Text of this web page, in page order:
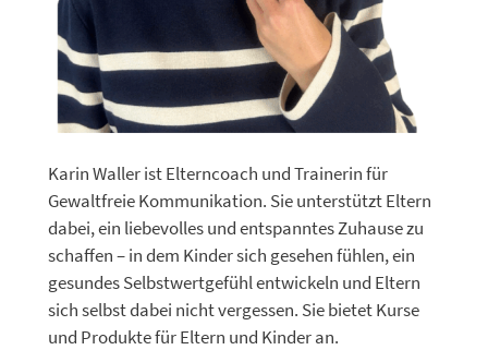
Karin Waller ist Elterncoach und Trainerin für
Gewaltfreie Kommunikation. Sie unterstützt Eltern
dabei, ein liebevolles und entspanntes Zuhause zu
schaffen – in dem Kinder sich gesehen fühlen, ein
gesundes Selbstwertgefühl entwickeln und Eltern
sich selbst dabei nicht vergessen. Sie bietet Kurse
und Produkte für Eltern und Kinder an.